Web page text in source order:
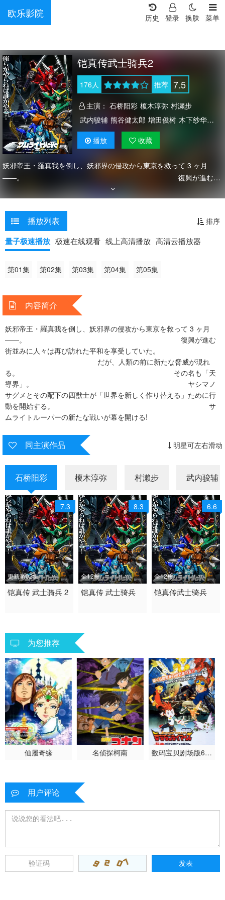
欧乐影院 菜单
换肤
登录
历史
铠真传武士骑兵2
176人 推荐 7.5
主演： 石桥阳彩 榎木淳弥 村濑步
武内骏辅 熊谷健太郎 增田俊树 木下纱华
Lynn 下野纮 草尾毅 野岛裕史
佐佐木望 西村朋纮 小西克幸
鸟海浩辅 寺岛拓笃 杉田智和
天崎滉平
远藤大智
熊谷俊辉 坂本真绫
播放 收藏
妖邪帝王・羅真我を倒し、妖邪界の侵攻から東京を救って 3 ヶ月
――。 復興が進む街
並みに人々は再び訪れた平和を享受していた。
だが、人類の前に新たな脅威が現れる。
その名も「天導界」。
ヤシマノサグメとその
配下の四獣士が「世界を新しく作り替える」ために行動を開始する。
サムライトルーパー
播放列表 排序
量子极速播放 极速在线观看 线上高清播放 高清云播放器
第01集 第02集 第03集 第04集 第05集
内容简介
妖邪帝王・羅真我を倒し、妖邪界の侵攻から東京を救って 3 ヶ月
――。 復興が進む
街並みに人々は再び訪れた平和を享受していた。
だが、人類の前に新たな脅威が現れ
る。 その名も「天
導界」。 ヤシマノ
サグメとその配下の四獣士が「世界を新しく作り替える」ために行
動を開始する。 サ
ムライトルーパーの新たな戦いが幕を開ける!
同主演作品 明星可左右滑动
石桥阳彩 榎木淳弥 村濑步 武内骏辅
7.3
更新至02集
2026 / 日本 / 日语
铠真传 武士骑兵 2
8.3
全12集
2026 / 日本 / 日语
铠真传 武士骑兵
6.6
全12集
2026 / 日本 / 日语
铠真传武士骑兵
为您推荐
仙履奇缘 名侦探柯南
数码宝贝剧场版6：
用户评论